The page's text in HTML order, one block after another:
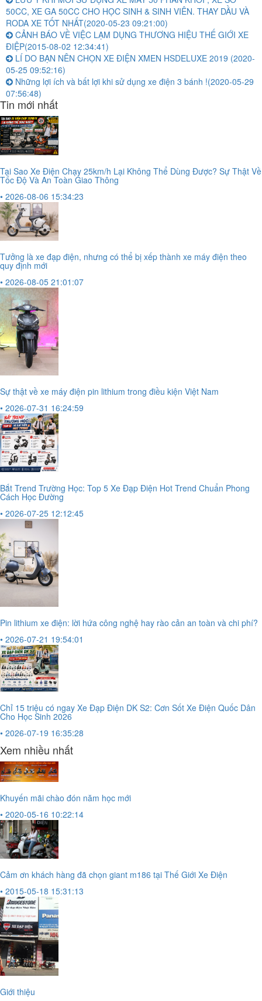
50CC, XE GA 50CC CHO HỌC SINH & SINH VIÊN. THAY DẦU VÀ
RODA XE TỐT NHẤT(2020-05-23 09:21:00)
CẢNH BÁO VỀ VIỆC LẠM DỤNG THƯƠNG HIỆU THẾ GIỚI XE
ĐIỆP(2015-08-02 12:34:41)
LÍ DO BẠN NÊN CHỌN XE ĐIỆN XMEN HSDELUXE 2019 (2020-
05-25 09:52:16)
Những lợi ích và bất lợi khi sử dụng xe điện 3 bánh !(2020-05-29
07:56:48)
Tin mới nhất
Tại Sao Xe Điện Chạy 25km/h Lại Không Thể Dùng Được? Sự Thật Về
Tốc Độ Và An Toàn Giao Thông
• 2026-08-06 15:34:23
Tưởng là xe đạp điện, nhưng có thể bị xếp thành xe máy điện theo
quy định mới
• 2026-08-05 21:01:07
Sự thật về xe máy điện pin lithium trong điều kiện Việt Nam
• 2026-07-31 16:24:59
Bắt Trend Trường Học: Top 5 Xe Đạp Điện Hot Trend Chuẩn Phong
Cách Học Đường
• 2026-07-25 12:12:45
Pin lithium xe điện: lời hứa công nghệ hay rào cản an toàn và chi phí?
• 2026-07-21 19:54:01
Chỉ 15 triệu có ngay Xe Đạp Điện DK S2: Cơn Sốt Xe Điện Quốc Dân
Cho Học Sinh 2026
• 2026-07-19 16:35:28
Xem nhiều nhất
Khuyến mãi chào đón năm học mới
• 2020-05-16 10:22:14
Cảm ơn khách hàng đã chọn giant m186 tại Thế Giới Xe Điện
• 2015-05-18 15:31:13
Giới thiệu